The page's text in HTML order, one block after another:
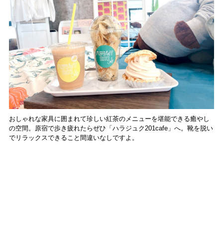
おしゃれな家具に囲まれて珍しい紅茶のメニューを堪能できる癒やし
の空間。原宿で歩き疲れたらぜひ「ハラジュク201cafe」へ。靴を脱い
でリラックスできること間違いなしですよ。